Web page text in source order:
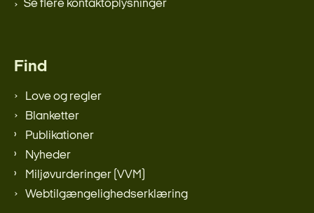
Se flere kontaktoplysninger
Find
Love og regler
Blanketter
Publikationer
Nyheder
Miljøvurderinger (VVM)
Webtilgængelighedserklæring